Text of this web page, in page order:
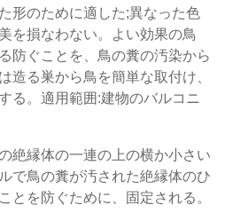
形のために適した;異なった色
を損なわない。よい効果の鳥
防ぐことを、鳥の糞の汚染から
造る巣から鳥を簡単な取付け、
る。適用範囲:建物のバルコニ
絶縁体の一連の上の横か小さい
で鳥の糞が汚された絶縁体のひ
とを防ぐために、固定される。